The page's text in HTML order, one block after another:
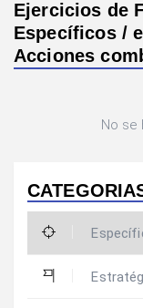
Ejercicios de
Específicos /
Acciones
No se